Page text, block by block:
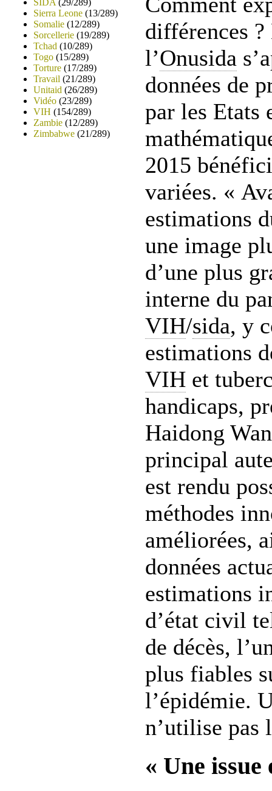
SIDA (29/289)
Sierra Leone (13/289)
Somalie (12/289)
Sorcellerie (19/289)
Tchad (10/289)
Togo (15/289)
Torture (17/289)
Travail (21/289)
Unitaid (26/289)
Vidéo (23/289)
VIH (154/289)
Zambie (12/289)
Zimbabwe (21/289)
différences
l’Onusida
données de
par les Etats
2015
variées. «
estimations
une image
d’une plus
interne du
VIH/sida, y
estimations
VIH et
handicaps,
Haidong
principal
est rendu
méthodes
améliorées,
données
estimations
d’état civil
de décès,
plus fiables
l’épidémie.
n’utilise pas
« Une issue